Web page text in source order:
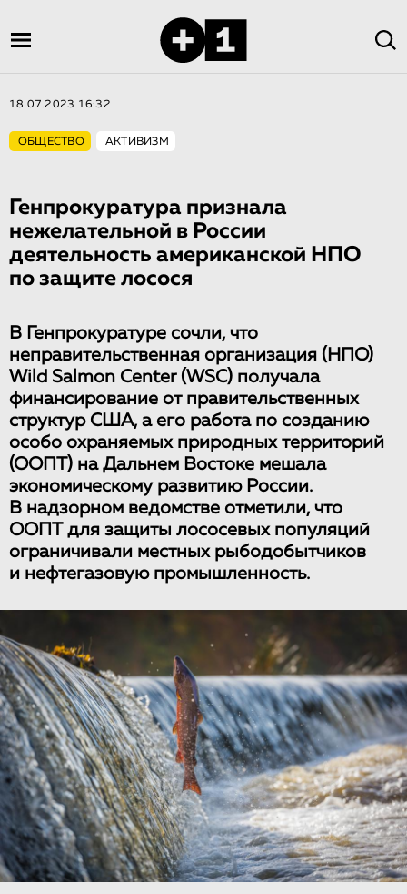
18.07.2023 16:32
ОБЩЕСТВО АКТИВИЗМ
Генпрокуратура признала
нежелательной в России
деятельность американской НПО
по защите лосося
В Генпрокуратуре сочли, что
неправительственная организация (НПО)
Wild Salmon Center (WSC) получала
финансирование от правительственных
структур США, а его работа по созданию
особо охраняемых природных территорий
(ООПТ) на Дальнем Востоке мешала
экономическому развитию России.
В надзорном ведомстве отметили, что
ООПТ для защиты лососевых популяций
ограничивали местных рыбодобытчиков
и нефтегазовую промышленность.